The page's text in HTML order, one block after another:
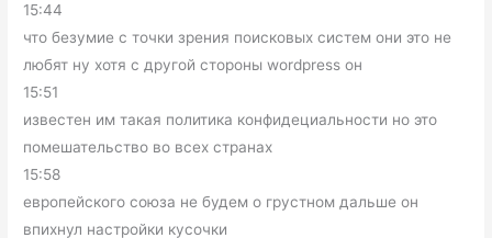
15:44
что безумие с точки зрения поисковых систем они это не
любят ну хотя с другой стороны wordpress он
15:51
известен им такая политика конфидециальности но это
помешательство во всех странах
15:58
европейского союза не будем о грустном дальше он
впихнул настройки кусочки